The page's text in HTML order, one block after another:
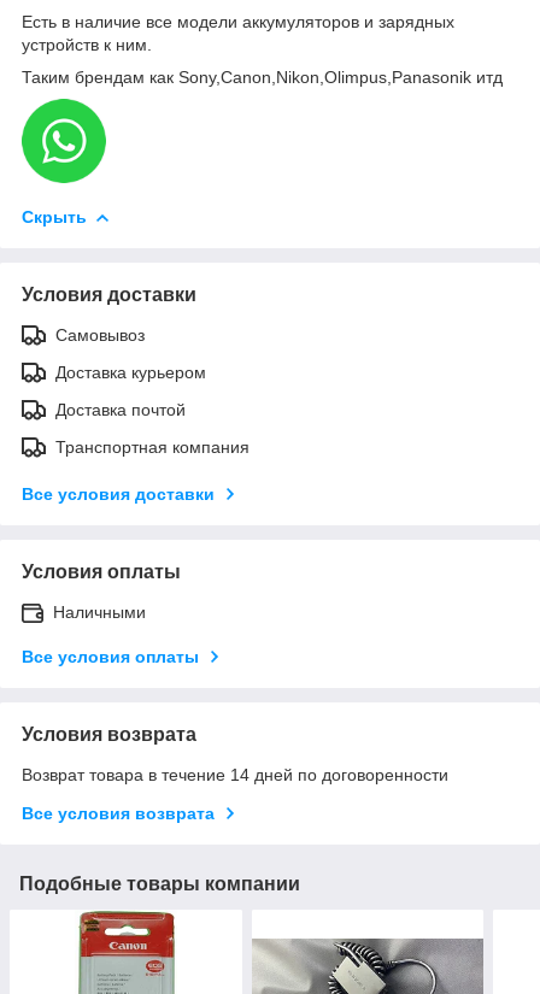
Есть в наличие все модели аккумуляторов и зарядных
устройств к ним.
Таким брендам как Sony,Canon,Nikon,Olimpus,Panasonik итд
Скрыть
Условия доставки
Самовывоз
Доставка курьером
Доставка почтой
Транспортная компания
Все условия доставки
Условия оплаты
Наличными
Все условия оплаты
Условия возврата
Возврат товара в течение 14 дней по договоренности
Все условия возврата
Подобные товары компании